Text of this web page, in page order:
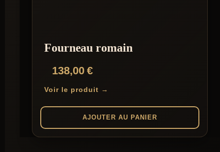
Fourneau romain
138,00€
Voir le produit →
AJOUTER AU PANIER